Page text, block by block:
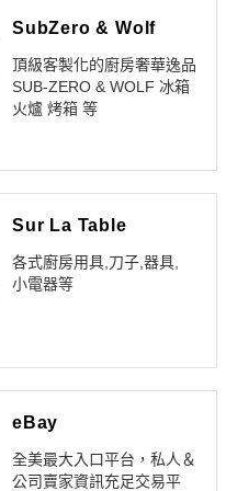
SubZero & Wolf
頂級客製化的廚房奢華逸品
SUB-ZERO & WOLF 冰箱
火爐 烤箱 等
Sur La Table
各式廚房用具,刀子,器具,
小電器等
eBay
全美最大入口平台，私人＆
公司賣家資訊充足交易平